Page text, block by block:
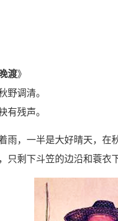
晚渡》
野调清。
有残声。
雨，一半是大好晴天，
只剩下斗笠的边沿和蓑衣